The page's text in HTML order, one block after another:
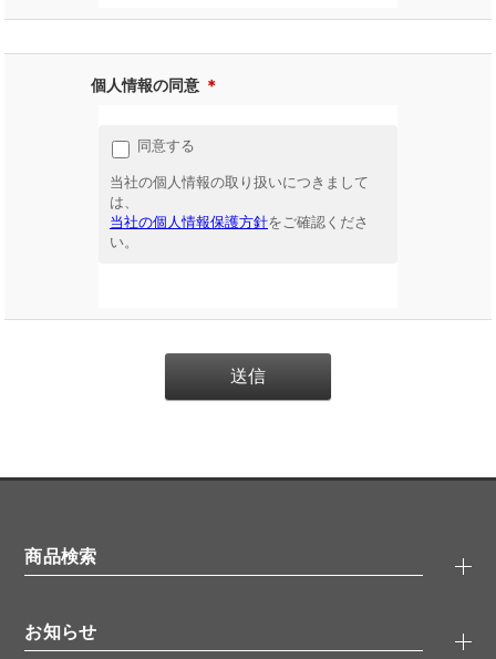
個人情報の同意 ＊
同意する
当社の個人情報の取り扱いにつきまして
は、
当社の個人情報保護方針をご確認くださ
い。
商品検索
タンパク質検索
お知らせ